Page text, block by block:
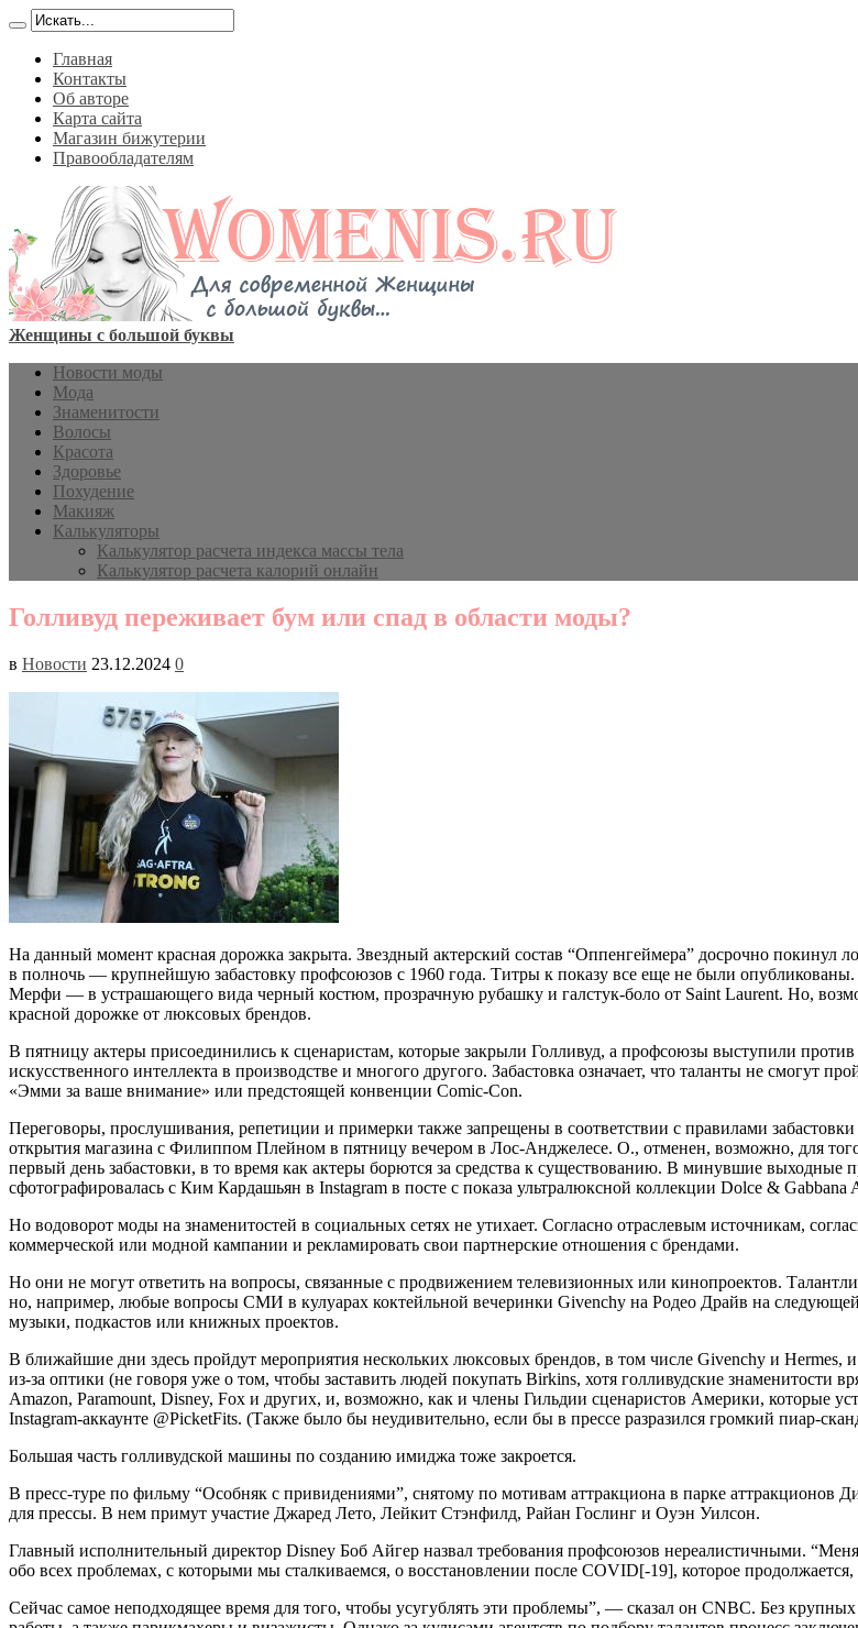
Главная
Контакты
Об авторе
Карта сайта
Магазин бижутерии
Правообладателям
Женщины с большой буквы
Новости моды
Мода
Знаменитости
Волосы
Красота
Здоровье
Похудение
Макияж
Калькуляторы
Калькулятор расчета индекса массы тела
Калькулятор расчета калорий онлайн
Голливуд переживает бум или спад в области моды?
в Новости 23.12.2024 0
На данный момент красная дорожка закрыта. Звездный актерский состав “Оппенгеймера” досрочно покинул
в полночь — крупнейшую забастовку профсоюзов с 1960 года. Титры к показу все еще не были
Мерфи — в устрашающего вида черный костюм, прозрачную рубашку и галстук-боло от Saint Laurent. Но,
красной дорожке от люксовых брендов.
В пятницу актеры присоединились к сценаристам, которые закрыли Голливуд, а профсоюзы выступили
искусственного интеллекта в производстве и многого другого. Забастовка означает, что таланты не
«Эмми за ваше внимание» или предстоящей конвенции Comic-Con.
Переговоры, прослушивания, репетиции и примерки также запрещены в соответствии с правилами
открытия магазина с Филиппом Плейном в пятницу вечером в Лос-Анджелесе. О., отменен, возможно, для
первый день забастовки, в то время как актеры борются за средства к существованию. В минувшие
сфотографировалась с Ким Кардашьян в Instagram в посте с показа ультралюксной коллекции Dolce &
Но водоворот моды на знаменитостей в социальных сетях не утихает. Согласно отраслевым источникам,
коммерческой или модной кампании и рекламировать свои партнерские отношения с брендами.
Но они не могут ответить на вопросы, связанные с продвижением телевизионных или кинопроектов.
но, например, любые вопросы СМИ в кулуарах коктейльной вечеринки Givenchy на Родео Драйв на
музыки, подкастов или книжных проектов.
В ближайшие дни здесь пройдут мероприятия нескольких люксовых брендов, в том числе Givenchy и Hermes,
из-за оптики (не говоря уже о том, чтобы заставить людей покупать Birkins, хотя голливудские
Amazon, Paramount, Disney, Fox и других, и, возможно, как и члены Гильдии сценаристов Америки, которые
Instagram-аккаунте @PicketFits. (Также было бы неудивительно, если бы в прессе разразился громкий пиар-
Большая часть голливудской машины по созданию имиджа тоже закроется.
В пресс-туре по фильму “Особняк с привидениями”, снятому по мотивам аттракциона в парке аттракционов
для прессы. В нем примут участие Джаред Лето, Лейкит Стэнфилд, Райан Гослинг и Оуэн Уилсон.
Главный исполнительный директор Disney Боб Айгер назвал требования профсоюзов нереалистичными.
обо всех проблемах, с которыми мы сталкиваемся, о восстановлении после COVID[-19], которое
Сейчас самое неподходящее время для того, чтобы усугублять эти проблемы”, — сказал он CNBC. Без